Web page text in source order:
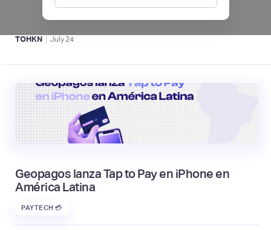
ACTIVOS DIGITALES 👾
TOHKN | July 24
Geopagos lanza Tap to Pay en iPhone en
América Latina
PAYTECH 💳